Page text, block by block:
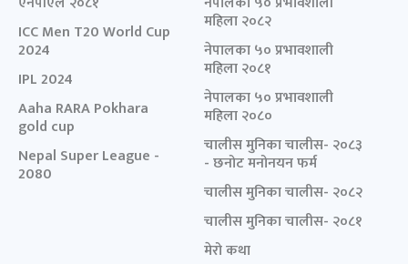
ICC Men T20 World Cup
2024
IPL 2024
Aaha RARA Pokhara
gold cup
Nepal Super League -
2080
महिला २०८२
नेपालका ५० प्रभावशाली
महिला २०८१
नेपालका ५० प्रभावशाली
महिला २०८०
चालीस मुनिका चालीस- २०८३
- छनोट मनोनयन फर्म
चालीस मुनिका चालीस- २०८२
चालीस मुनिका चालीस- २०८१
मेरो कथा